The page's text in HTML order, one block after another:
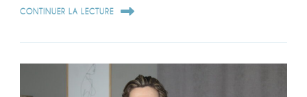
CONTINUER LA LECTURE